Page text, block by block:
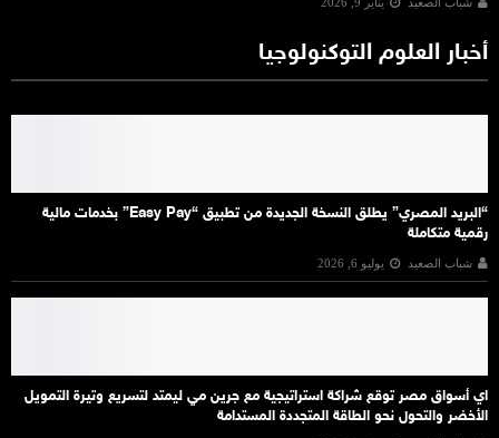
أخبار العلوم التوكنولوجيا
“البريد المصري” يطلق النسخة الجديدة من تطبيق “Easy Pay” بخدمات مالية
رقمية متكاملة
شباب الصعيد يوليو 6, 2026
اي أسواق مصر توقع شراكة استراتيجية مع جرين مي ليمتد لتسريع وتيرة التمويل
الأخضر والتحول نحو الطاقة المتجددة المستدامة